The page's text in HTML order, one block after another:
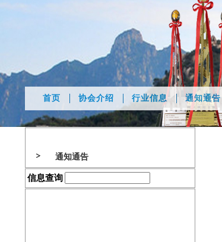
首页 协会介绍 行业信息 通知通告
通知通告
信息查询